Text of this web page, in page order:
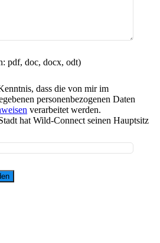
pdf, doc, docx, odt)
dass die von mir im
personenbezogenen Daten
verarbeitet werden.
hat Wild-Connect seinen Hauptsitz